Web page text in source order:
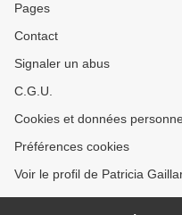
Pages
Contact
Signaler un abus
C.G.U.
Cookies et données
Préférences cookies
Voir le profil de Patricia